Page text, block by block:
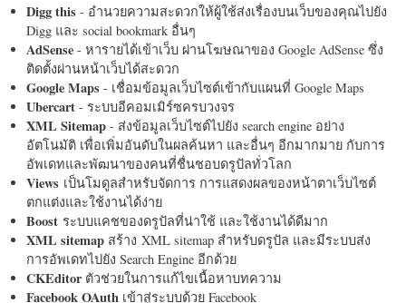
Digg this - อำนวยความสะดวกให้ผู้ใช้ส่งเรื่องบนเว็บของคุณไปยัง
Digg และ social bookmark อื่นๆ
AdSense - หารายได้เข้าเว็บ ผ่านโฆษณาของ Google AdSense ซึ่ง
ติดตั้งผ่านหน้าเว็บได้สะดวก
Google Maps - เชื่อมข้อมูลเว็บไซต์เข้ากับแผนที่ Google Maps
Ubercart - ระบบอีคอมเมิร์ซครบวงจร
XML Sitemap - ส่งข้อมูลเว็บไซต์ไปยัง search engine อย่าง
อัตโนมัติ เพื่อเพิ่มอันดับในผลค้นหา และอื่นๆ อีกมากมาย กับการ
อัพเดทและพัฒนาของคนที่ชื่นชอบดรูปัลทั่วโลก
Views เป็นโมดูลสำหรับจัดการ การแสดงผลของหน้าตาเว็บไซต์
ตกแต่งและใช้งานได้ง่าย
Boost ระบบแคชของดรูปัลที่น่าใช้ และใช้งานได้ดีมาก
XML sitemap สร้าง XML sitemap สำหรับดรูปัล และมีระบบส่ง
การอัพเดทไปยัง Search Engine อีกด้วย
CKEditorตัวช่วยในการแก้ไขเนื้อหาบทความ
Facebook OAuth เข้าสู่ระบบด้วย Facebook